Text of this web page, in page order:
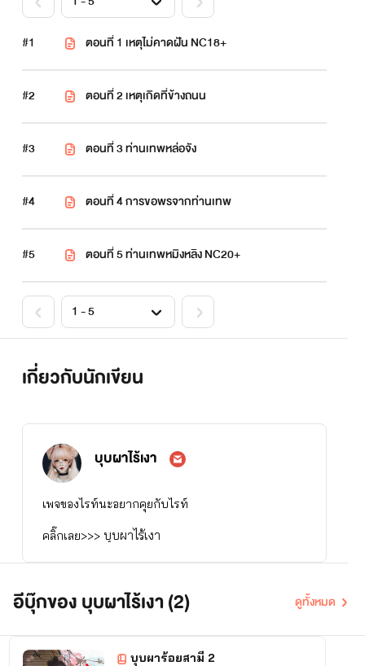
#1 ตอนที่ 1 เหตุไม่คาดฝัน NC18+
#2 ตอนที่ 2 เหตุเกิดที่ข้างถนน
#3 ตอนที่ 3 ท่านเทพหล่อจัง
#4 ตอนที่ 4 การขอพรจากท่านเทพ
#5 ตอนที่ 5 ท่านเทพหมิงหลิง NC20+
เกี่ยวกับนักเขียน
บุบผาไร้เงา
เพจของไรท์นะอยากคุยกับไรท์
คลิ๊กเลย>>> บุบผาไร้เงา
แจ้งข่าวล่าสุดคะ
นิยายเรื่อง บุบผาร้อยสามี มีภาค2แล้วนะคะ
อีบุ๊กของ บุบผาไร้เงา (2) ดูทั้งหมด
บุบผาร้อยสามี 2